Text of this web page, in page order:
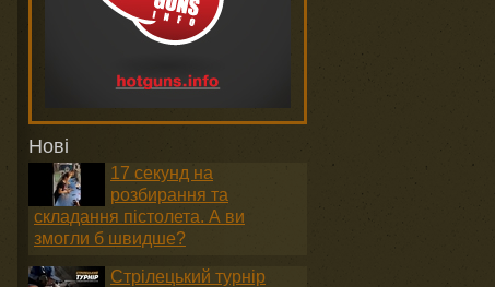
Нові
17 секунд на
розбирання та
складання пістолета. А ви
змогли б швидше?
Стрілецький турнір